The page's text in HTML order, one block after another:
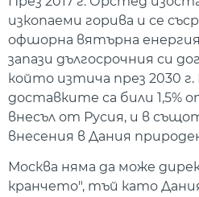
изкопаеми горива и се
офшорна вятърна
запази дългосрочния си
който изтича през 2030
доставките са били 1,5%
внесъл от Русия, и в
внесения в Дания
Москва няма да може
кранчето", тъй като